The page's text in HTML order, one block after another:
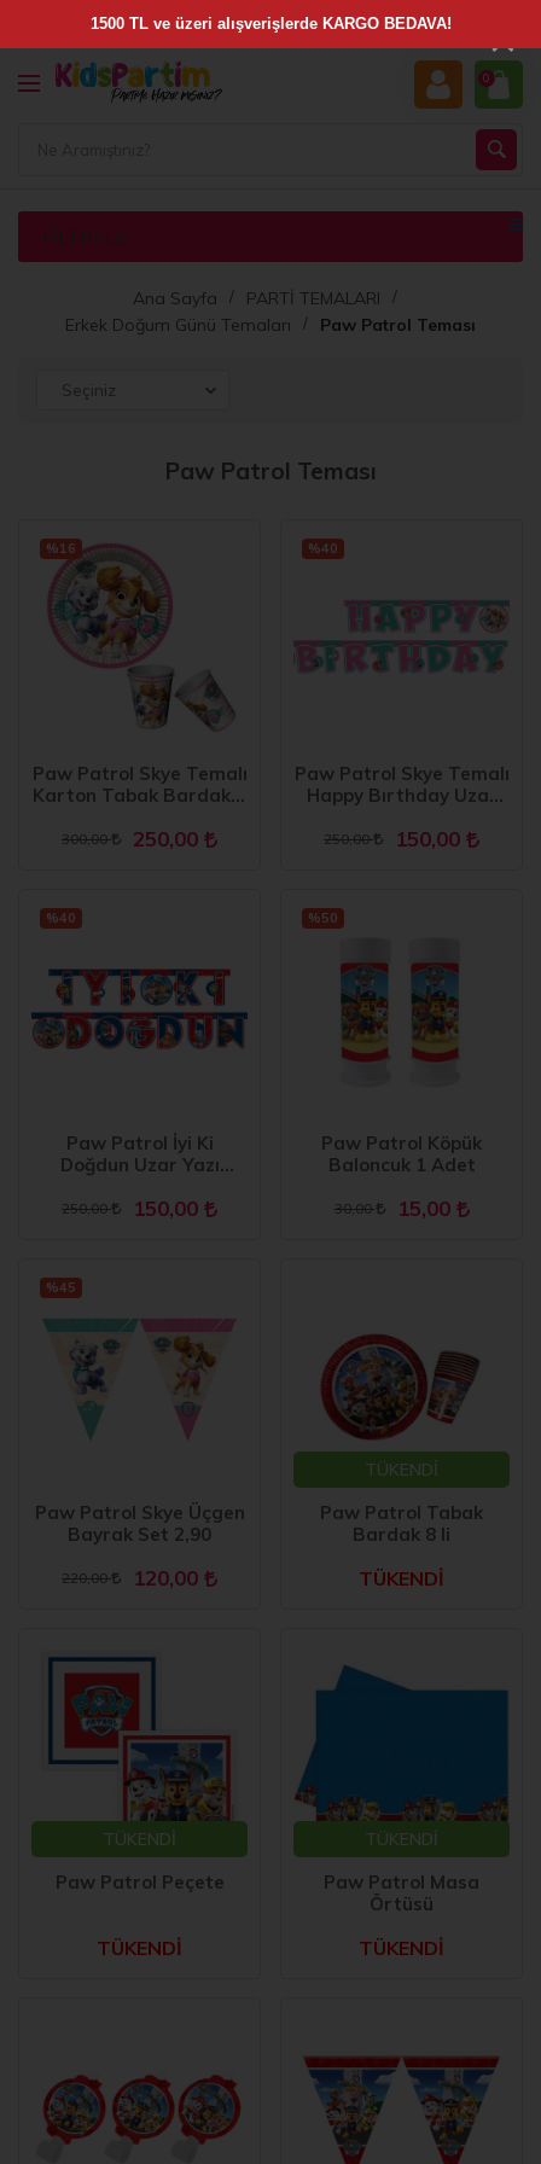
0
FILTRELE
Ana Sayfa
PARTİ TEMALARI
Erkek Doğum Günü Temaları
Paw Patrol Teması
Paw Patrol Teması
Paw Patrol Skye Temalı
Karton Tabak Bardak 8
300,00 250,00
%16
Paw Patrol Skye Temalı
Happy Bırthday Uzar
250,00 150,00
%40
Paw Patrol İyi Ki
Doğdun Uzar Yazı
250,00 150,00
%40
Paw Patrol Köpük
Baloncuk 1 Adet
30,00 15,00
%50
Paw Patrol Skye Üçgen
Bayrak Set 2,90
220,00 120,00
%45
TÜKENDİ
Paw Patrol Tabak
Bardak 8 li
TÜKENDİ
TÜKENDİ
Paw Patrol Peçete
TÜKENDİ
TÜKENDİ
Paw Patrol Masa
Örtüsü
TÜKENDİ
×